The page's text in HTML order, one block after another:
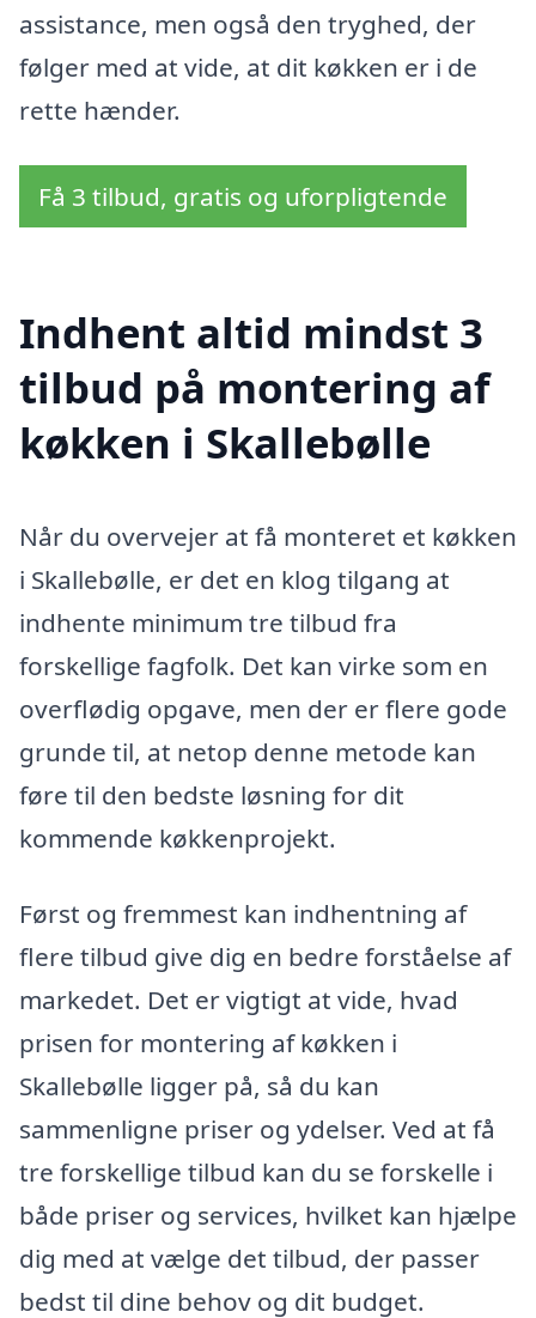
assistance, men også den tryghed, der
følger med at vide, at dit køkken er i de
rette hænder.
Få 3 tilbud, gratis og uforpligtende
Indhent altid mindst 3
tilbud på montering af
køkken i Skallebølle
Når du overvejer at få monteret et køkken
i Skallebølle, er det en klog tilgang at
indhente minimum tre tilbud fra
forskellige fagfolk. Det kan virke som en
overflødig opgave, men der er flere gode
grunde til, at netop denne metode kan
føre til den bedste løsning for dit
kommende køkkenprojekt.
Først og fremmest kan indhentning af
flere tilbud give dig en bedre forståelse af
markedet. Det er vigtigt at vide, hvad
prisen for montering af køkken i
Skallebølle ligger på, så du kan
sammenligne priser og ydelser. Ved at få
tre forskellige tilbud kan du se forskelle i
både priser og services, hvilket kan hjælpe
dig med at vælge det tilbud, der passer
bedst til dine behov og dit budget.